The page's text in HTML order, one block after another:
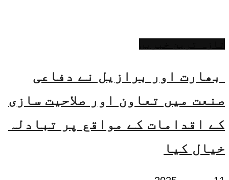
بھارت اور برازیل نے دفاعی
صنعت میں تعاون اور صلاحیت سازی
کے اقدامات کے مواقع پر تبادلہ
خیال کیا